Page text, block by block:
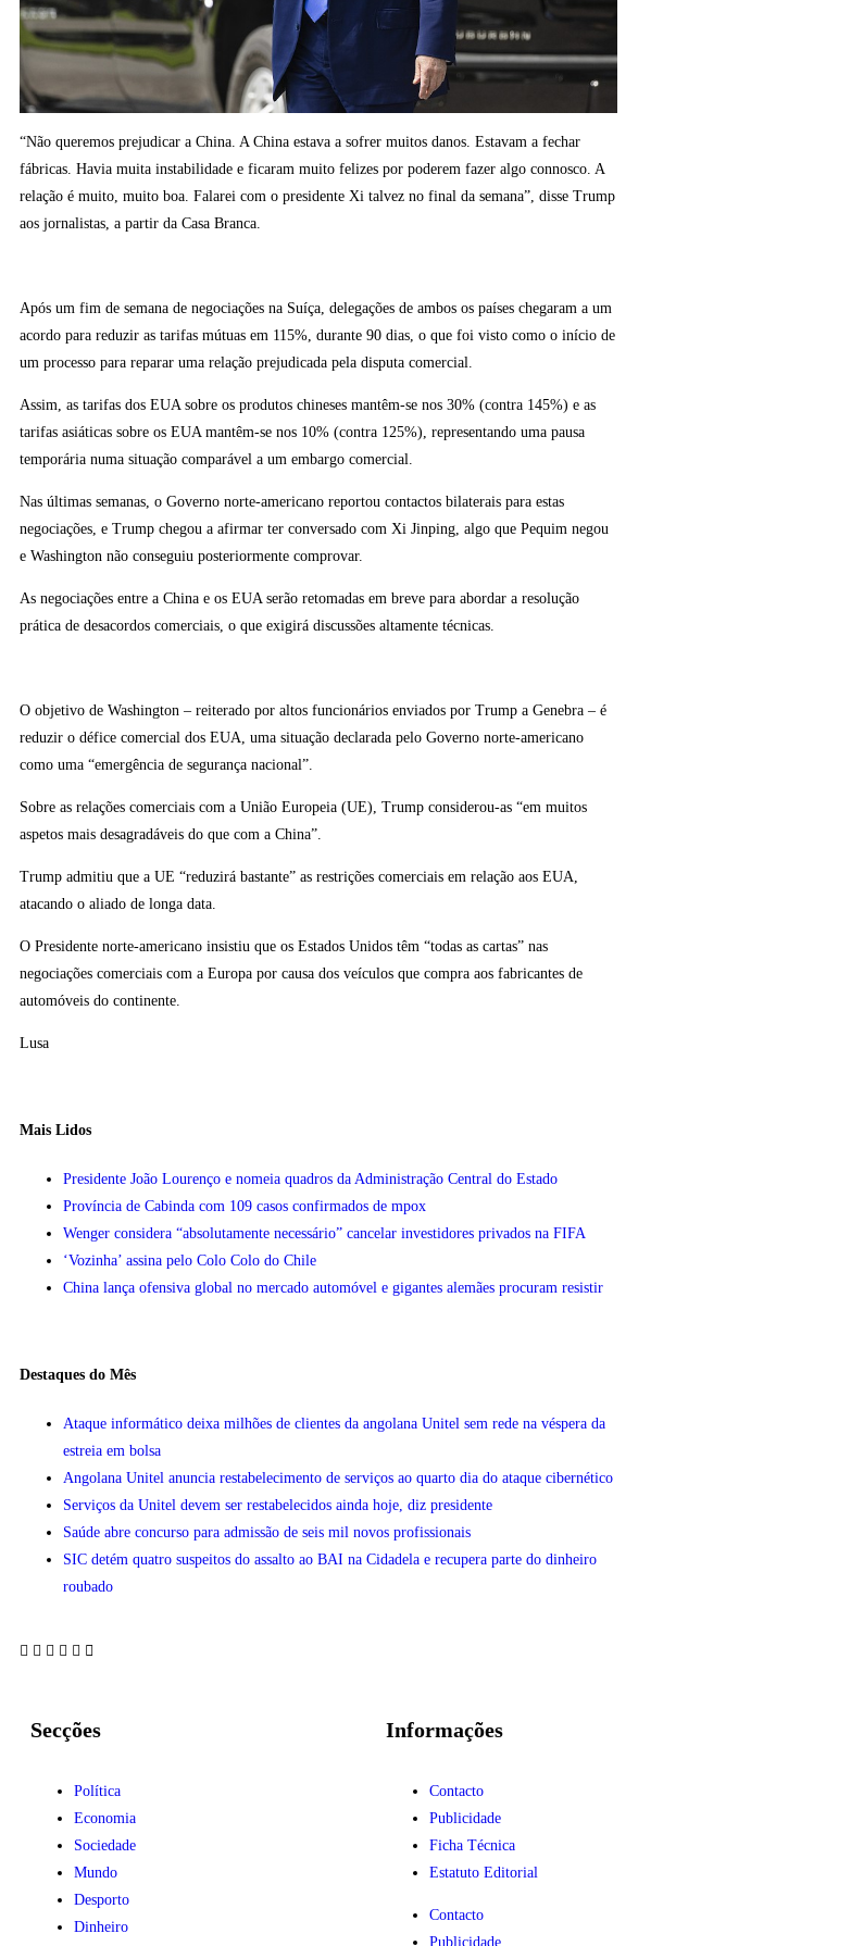
“Não queremos prejudicar a China. A China estava a sofrer muitos danos. Estavam a fechar
fábricas. Havia muita instabilidade e ficaram muito felizes por poderem fazer algo connosco. A
relação é muito, muito boa. Falarei com o presidente Xi talvez no final da semana”, disse Trump
aos jornalistas, a partir da Casa Branca.
Após um fim de semana de negociações na Suíça, delegações de ambos os países chegaram a um
acordo para reduzir as tarifas mútuas em 115%, durante 90 dias, o que foi visto como o início de
um processo para reparar uma relação prejudicada pela disputa comercial.
Assim, as tarifas dos EUA sobre os produtos chineses mantêm-se nos 30% (contra 145%) e as
tarifas asiáticas sobre os EUA mantêm-se nos 10% (contra 125%), representando uma pausa
temporária numa situação comparável a um embargo comercial.
Nas últimas semanas, o Governo norte-americano reportou contactos bilaterais para estas
negociações, e Trump chegou a afirmar ter conversado com Xi Jinping, algo que Pequim negou
e Washington não conseguiu posteriormente comprovar.
As negociações entre a China e os EUA serão retomadas em breve para abordar a resolução
prática de desacordos comerciais, o que exigirá discussões altamente técnicas.
O objetivo de Washington – reiterado por altos funcionários enviados por Trump a Genebra – é
reduzir o défice comercial dos EUA, uma situação declarada pelo Governo norte-americano
como uma “emergência de segurança nacional”.
Sobre as relações comerciais com a União Europeia (UE), Trump considerou-as “em muitos
aspetos mais desagradáveis do que com a China”.
Trump admitiu que a UE “reduzirá bastante” as restrições comerciais em relação aos EUA,
atacando o aliado de longa data.
O Presidente norte-americano insistiu que os Estados Unidos têm “todas as cartas” nas
negociações comerciais com a Europa por causa dos veículos que compra aos fabricantes de
automóveis do continente.
Lusa
Mais Lidos
Presidente João Lourenço e nomeia quadros da Administração Central do Estado
Província de Cabinda com 109 casos confirmados de mpox
Wenger considera “absolutamente necessário” cancelar investidores privados na FIFA
‘Vozinha’ assina pelo Colo Colo do Chile
China lança ofensiva global no mercado automóvel e gigantes alemães procuram resistir
Destaques do Mês
Ataque informático deixa milhões de clientes da angolana Unitel sem rede na véspera da
estreia em bolsa
Angolana Unitel anuncia restabelecimento de serviços ao quarto dia do ataque cibernético
Serviços da Unitel devem ser restabelecidos ainda hoje, diz presidente
Saúde abre concurso para admissão de seis mil novos profissionais
SIC detém quatro suspeitos do assalto ao BAI na Cidadela e recupera parte do dinheiro
roubado
Secções
Política
Economia
Sociedade
Mundo
Desporto
Dinheiro
Informações
Contacto
Publicidade
Ficha Técnica
Estatuto Editorial
Contacto
Publicidade